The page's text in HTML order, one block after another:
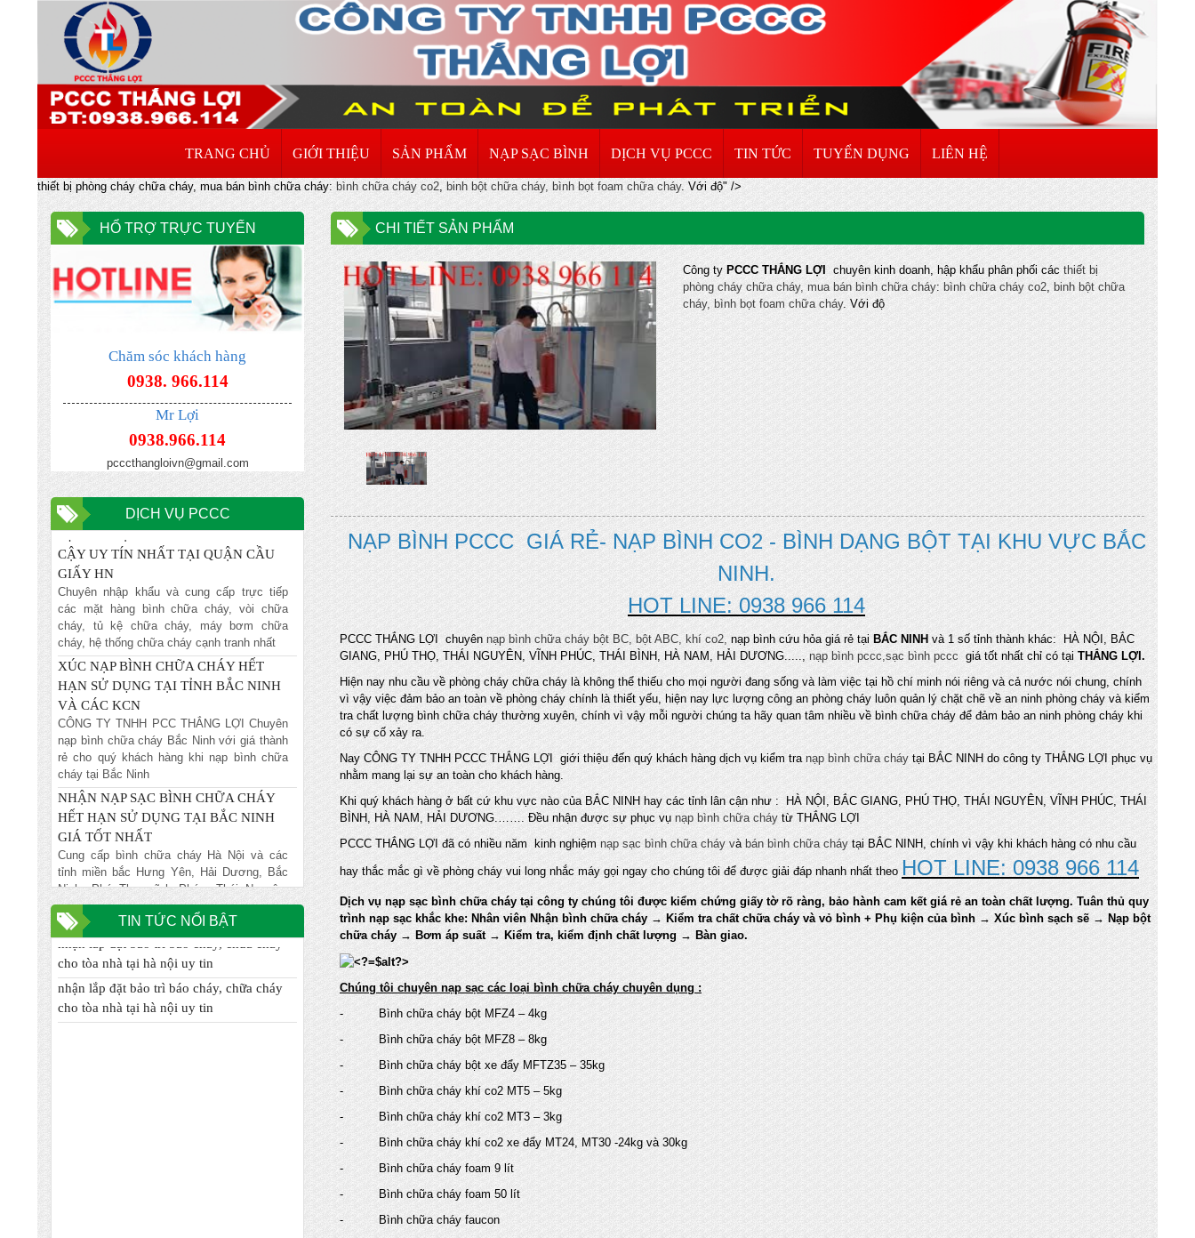
TRANG CHỦ GIỚI THIỆU SẢN PHẨM NẠP SẠC BÌNH DỊCH VỤ PCCC TIN TỨC TUYỂN DỤNG LIÊN HỆ
thiết bị phòng cháy chữa cháy, mua bán bình chữa cháy: bình chữa cháy co2, binh bột chữa cháy, bình bọt foam chữa cháy. Với độ" />
HỔ TRỢ TRỰC TUYẾN
Chăm sóc khách hàng
0938. 966.114
Mr Lợi
0938.966.114
pcccthangloivn@gmail.com
DỊCH VỤ PCCC
ĐƠN VỊ CHUYÊN NHẬN XÚC NẠP LẠI
BÌNH CHƯA CHÁY HẾT HẠN TẠI HÀ
Chuyên nhập khẩu và cung cấp trực tiếp
các mặt hàng bình chữa cháy, vòi chữa
cháy, hệ thống chữa cháy cạnh tranh nhất
ĐỊA CHỈ NẠP BÌNH CHỮA CHÁY TIN
CẬY UY TÍN NHẤT TẠI QUẬN CẦU
GIẤY HN
Chuyên nhập khẩu và cung cấp trực tiếp
các mặt hàng bình chữa cháy, vòi chữa
cháy, tủ kệ chữa cháy, máy bơm chữa
cháy, hệ thống chữa cháy cạnh tranh nhất
XÚC NẠP BÌNH CHỮA CHÁY HẾT
HẠN SỬ DỤNG TẠI TỈNH BẮC NINH
VÀ CÁC KCN
CÔNG TY TNHH PCC THẮNG LỢI Chuyên
nạp bình chữa cháy Bắc Ninh với giá thành
rẻ cho quý khách hàng khi nạp bình chữa
cháy tại Bắc Ninh
NHẬN NẠP SẠC BÌNH CHỮA CHÁY
HẾT HẠN SỬ DỤNG TẠI BẮC NINH
GIÁ TỐT NHẤT
Cung cấp bình chữa cháy Hà Nội và các
tỉnh miền bắc Hưng Yên, Hải Dương, Bắc
Ninh, Phú Thọ, vĩnh Phúc, Thái Nguyên,
Bắc Ninh... giá rẻ nhất đảm bảo chất lượng,
NẠP BÌNH CHỮA CHÁY GIÁ RẺ VẬN
CHUYỂN MIỄN PHÍ TẠI TỈNH HƯNG
YÊN
Chuyên nhập khẩu và cung cấp trực tiếp
các mặt hàng bình chữa cháy, vòi chữa
cháy, tủ kệ chữa cháy, máy bơm chữa
cháy, hệ thống chữa cháy cạnh tranh nhất
TIN TỨC NỔI BẬT
nhận lắp đặt bảo trì báo cháy, chữa cháy
cho tòa nhà tại hà nội uy tin
nhận lắp đặt bảo trì báo cháy, chữa cháy
cho tòa nhà tại hà nội uy tin
CHI TIẾT SẢN PHẨM
Công ty PCCC THẮNG LỢI chuyên kinh doanh, hập khẩu phân phối cácthiết bị
phòng cháy chữa cháy, mua bán bình chữa cháy: bình chữa cháy co2, binh bột chữa
cháy, bình bọt foam chữa cháy. Với độ
NẠP BÌNH PCCC GIÁ RẺ- NẠP BÌNH CO2 - BÌNH DẠNG BỘT TẠI KHU VỰC BẮC
NINH.
HOT LINE: 0938 966 114
PCCC THẮNG LỢI chuyên nạp bình chữa cháy bột BC, bột ABC, khí co2, nạp bình cứu hỏa giá rẻ tại BẮC NINH và 1 số tỉnh thành khác: HÀ NỘI, BẮC
GIANG, PHÚ THỌ, THÁI NGUYÊN, VĨNH PHÚC, THÁI BÌNH, HÀ NAM, HẢI DƯƠNG....., nạp bình pccc,sạc bình pccc giá tốt nhất chỉ có tại THẮNG LỢI.
Hiện nay nhu cầu về phòng cháy chữa cháy là không thể thiếu cho mọi người đang sống và làm việc tại hồ chí minh nói riêng và cả nước nói chung, chính
vì vậy việc đảm bảo an toàn về phòng cháy chính là thiết yếu, hiện nay lực lượng công an phòng cháy luôn quản lý chặt chẽ về an ninh phòng cháy và kiểm
tra chất lượng bình chữa cháy thường xuyên, chính vì vậy mỗi người chúng ta hãy quan tâm nhiều về bình chữa cháy để đảm bảo an ninh phòng cháy khi
có sự cố xảy ra.
Nay CÔNG TY TNHH PCCC THẮNG LỢI giới thiệu đến quý khách hàng dịch vụ kiểm tra nạp bình chữa cháy tại BẮC NINH do công ty THẮNG LỢI phục vụ
nhằm mang lại sự an toàn cho khách hàng.
Khi quý khách hàng ở bất cứ khu vực nào của BẮC NINH hay các tỉnh lân cận như : HÀ NỘI, BẮC GIANG, PHÚ THỌ, THÁI NGUYÊN, VĨNH PHÚC, THÁI
BÌNH, HÀ NAM, HẢI DƯƠNG.……. Đều nhận được sự phục vụ nạp bình chữa cháy từ THẮNG LỢI
PCCC THẮNG LỢI đã có nhiều năm kinh nghiệm nạp sạc bình chữa cháy vàbán bình chữa cháy tại BẮC NINH, chính vì vậy khi khách hàng có nhu cầu
hay thắc mắc gì về phòng cháy vui long nhắc máy gọi ngay cho chúng tôi để được giải đáp nhanh nhất theo HOT LINE: 0938 966 114
Dịch vụ nạp sạc bình chữa cháy tại công ty chúng tôi được kiểm chứng giấy tờ rõ ràng, bảo hành cam kết giá rẻ an toàn chất lượng. Tuân thủ quy
trình nạp sạc khắc khe: Nhân viên Nhận bình chữa cháy → Kiểm tra chất chữa cháy và vỏ bình + Phụ kiện của bình → Xúc bình sạch sẽ → Nạp bột
chữa cháy → Bơm áp suất → Kiểm tra, kiểm định chất lượng → Bàn giao.
Chúng tôi chuyên nạp sạc các loại bình chữa cháy chuyên dụng :
- Bình chữa cháy bột MFZ4 – 4kg
- Bình chữa cháy bột MFZ8 – 8kg
- Bình chữa cháy bột xe đẩy MFTZ35 – 35kg
- Bình chữa cháy khí co2 MT5 – 5kg
- Bình chữa cháy khí co2 MT3 – 3kg
- Bình chữa cháy khí co2 xe đẩy MT24, MT30 -24kg và 30kg
- Bình chữa cháy foam 9 lít
- Bình chữa cháy foam 50 lít
- Bình chữa cháy faucon